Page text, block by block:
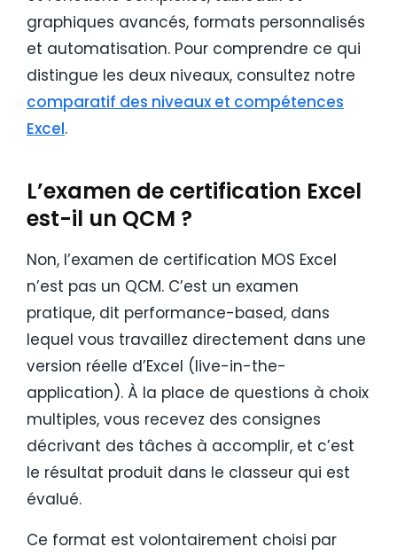
graphiques avancés, formats personnalisés
et automatisation. Pour comprendre ce qui
distingue les deux niveaux, consultez notre
comparatif des niveaux et compétences
Excel.
L’examen de certification Excel
est-il un QCM ?
Non, l’examen de certification MOS Excel
n’est pas un QCM. C’est un examen
pratique, dit performance-based, dans
lequel vous travaillez directement dans une
version réelle d’Excel (live-in-the-
application). À la place de questions à choix
multiples, vous recevez des consignes
décrivant des tâches à accomplir, et c’est
le résultat produit dans le classeur qui est
évalué.
Ce format est volontairement choisi par